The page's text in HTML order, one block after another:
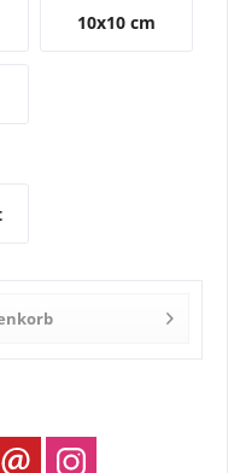
10x10 cm